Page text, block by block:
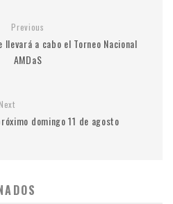
Previous
a cabo el Torneo Nacional
AMDaS
Next
domingo 11 de agosto